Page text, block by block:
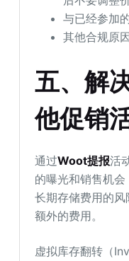
与已经参加
其他合规原
五、解
他促销
通过Woot提报活
的曝光和销售机
长期存储费用的
额外的费用。
虚拟库存翻转（